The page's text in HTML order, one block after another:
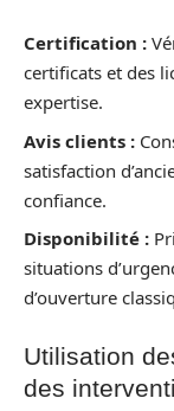
Certification :
certificats et des
expertise.
Avis clients :
satisfaction
confiance.
Disponibilité :
situations
d’ouverture
Utilisation
des